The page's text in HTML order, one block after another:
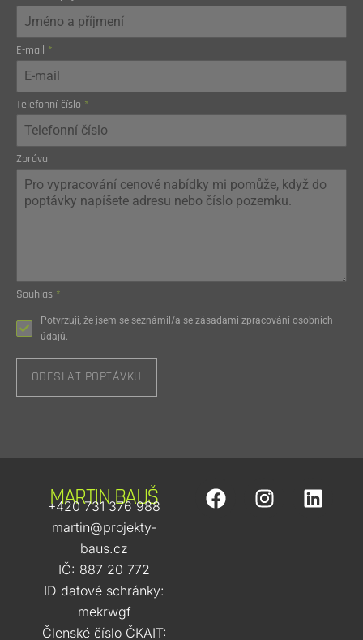
E-mail *
Telefonní číslo *
Zpráva
Souhlas *
Potvrzuji, že jsem se seznámil/a se zásadami zpracování osobních
údajů.
ODESLAT POPTÁVKU
MARTIN BAUŠ
+420 731 376 988
martin@projekty-
baus.cz
IČ: 887 20 772
ID datové schránky:
mekrwgf
Členské číslo ČKAIT: